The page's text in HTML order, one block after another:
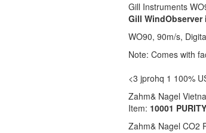
Gill Instruments
Gill
WO90, 90m/s,
Note: Comes with
<3 jprohq 1 100%
Zahm& Nagel
Item: 10001
Zahm& Nagel CO2